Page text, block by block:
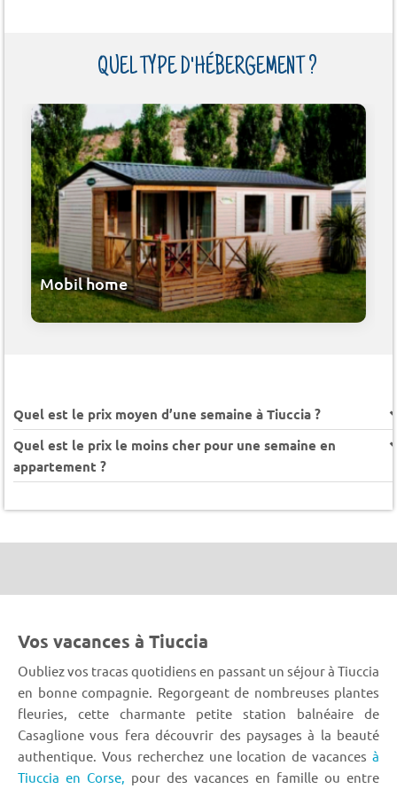
QUEL TYPE D'HÉBERGEMENT ?
Mobil home
Quel est le prix moyen d’une semaine à Tiuccia ?
Quel est le prix le moins cher pour une semaine en
appartement ?
Vos vacances à Tiuccia
Oubliez vos tracas quotidiens en passant un séjour à Tiuccia
en bonne compagnie. Regorgeant de nombreuses plantes
fleuries, cette charmante petite station balnéaire de
Casaglione vous fera découvrir des paysages à la beauté
authentique. Vous recherchez une location de vacances à
Tiuccia en Corse, pour des vacances en famille ou entre